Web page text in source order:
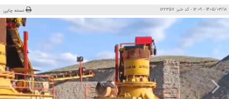
1405/03/18 - 12:09 - کد خبر: 162357 نسخه چاپی